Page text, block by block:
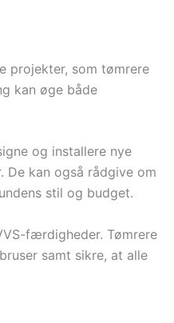
projekter, som tømrere
kan øge både
og installere nye
De kan også rådgive om
stil og budget.
færdigheder. Tømrere
samt sikre, at alle